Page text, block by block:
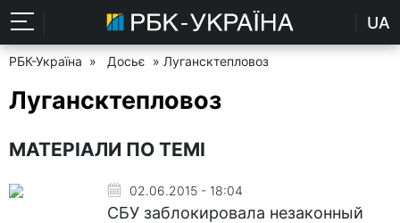
UA
РБК-Україна » Досьє » Лугансктепловоз
Лугансктепловоз
МАТЕРІАЛИ ПО ТЕМІ
02.06.2015 - 18:04
СБУ заблокировала незаконный